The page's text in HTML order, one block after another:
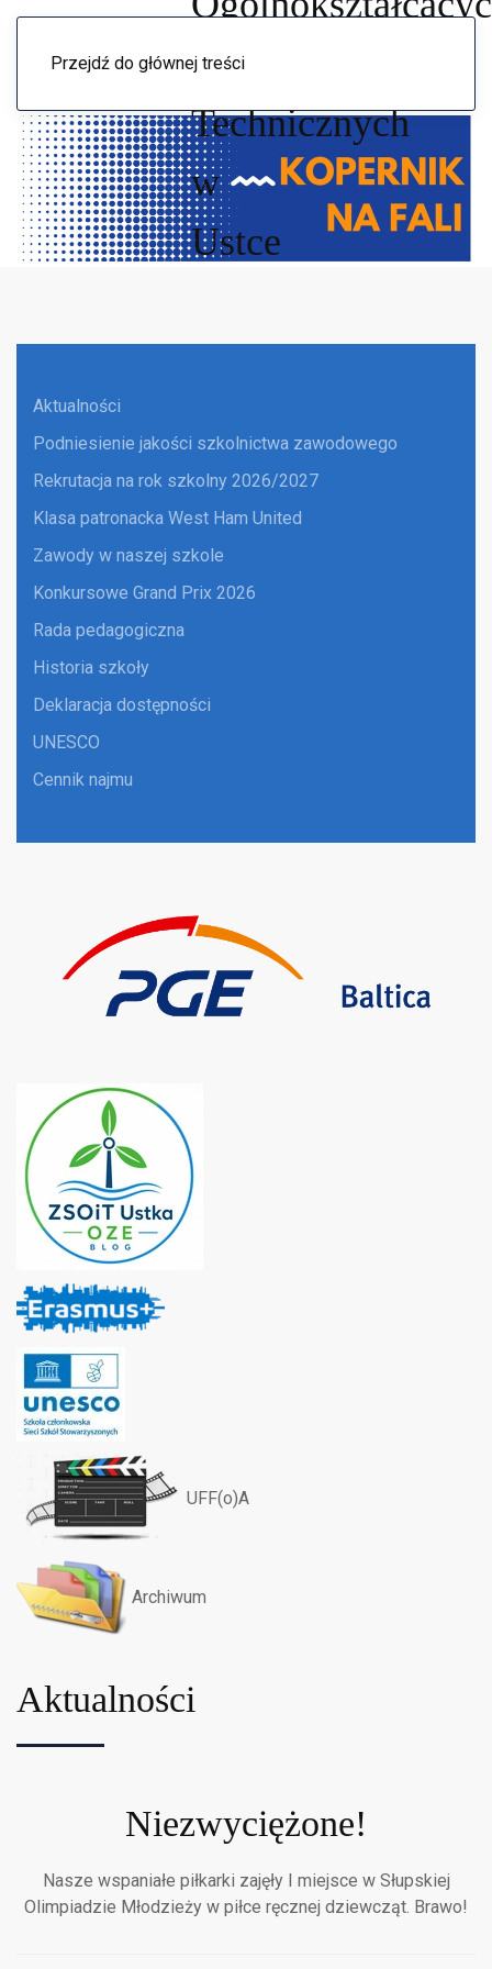
Przejdź do głównej treści
Menu
Aktualności
Podniesienie jakości szkolnictwa zawodowego
Rekrutacja na rok szkolny 2026/2027
Klasa patronacka West Ham United
Zawody w naszej szkole
Konkursowe Grand Prix 2026
Rada pedagogiczna
Historia szkoły
Deklaracja dostępności
UNESCO
Cennik najmu
UFF(o)A
Archiwum
Aktualności
Niezwyciężone!
Nasze wspaniałe piłkarki zajęły I miejsce w Słupskiej
Olimpiadzie Młodzieży w piłce ręcznej dziewcząt. Brawo!